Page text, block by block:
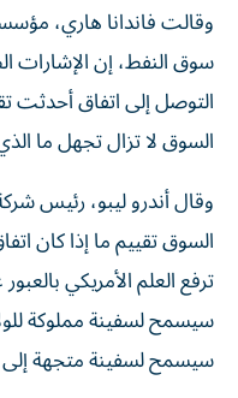
وقالت فاندانا هاري،
سوق النفط، إن الإشارات
التوصل ​إلى اتفاق أحدثت
السوق لا تزال تجهل ما
وقال أندرو ليبو، رئيس
السوق تقييم ما إذا كان
ترفع العلم الأمريكي
سيسمح لسفينة مملوكة
سيسمح لسفينة متجهة إلى